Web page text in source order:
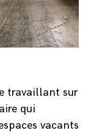
travaillant sur
qui
vacants